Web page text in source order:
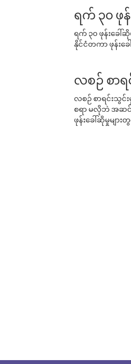
ရက် ၃၀ ဖု
ရက် ၃၀ ဖုန်းခေ
နိုင်ငံတကာ ဖုန်းခ
လစဉ် စာရ
လစဉ် စာရင်းသွင်
စရာ မလိုဘဲ အဆင်
ဖုန်းခေါ်ဆိုမှုမျာ